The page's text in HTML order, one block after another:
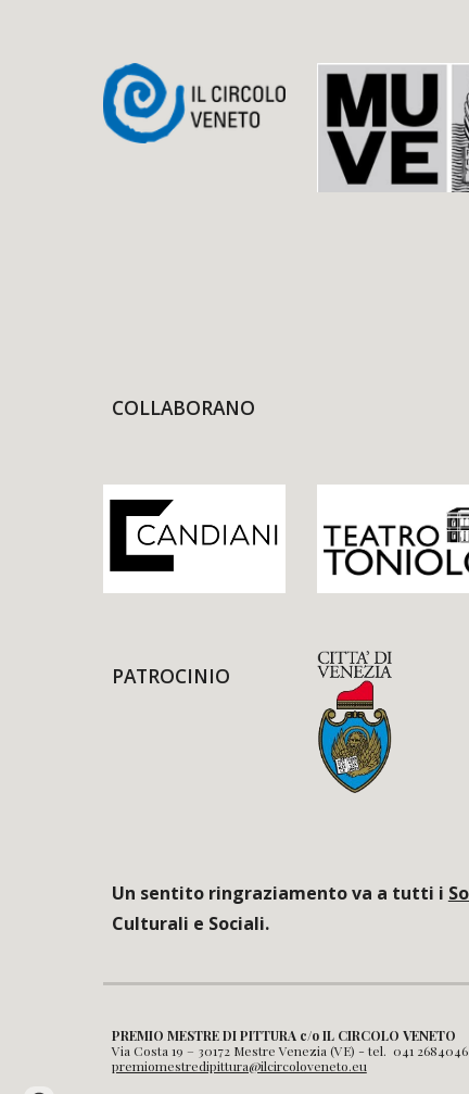
COLLABORANO
PATROCINIO
Un sentito ringraziamento va a tutti i
Culturali e Sociali.
PREMIO MESTRE DI PITTURA c/o IL CIRCOLO VENETO
Via Costa 19 – 30172 Mestre Venezia (VE) - tel. 041
premiomestredipittura@ilcircoloveneto.eu